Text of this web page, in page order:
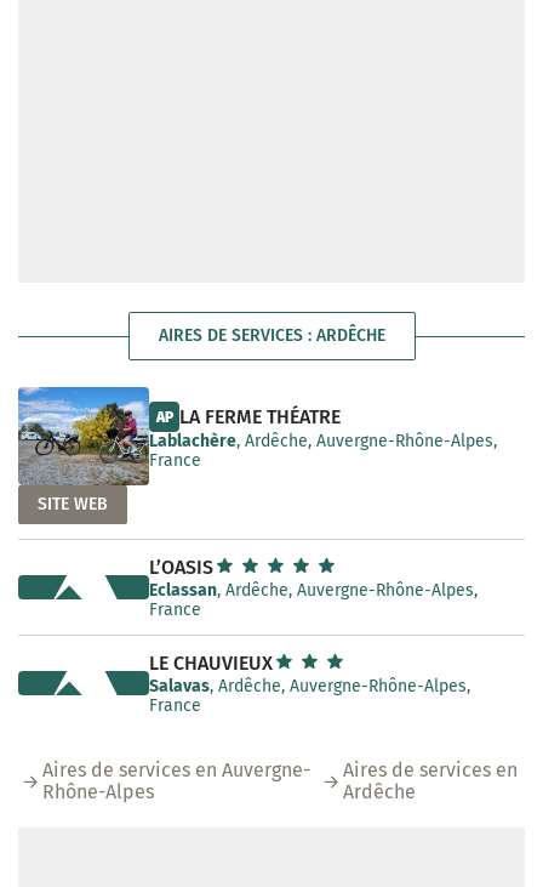
AIRES DE SERVICES : ARDÊCHE
AP LA FERME THÉATRE
Lablachère, Ardêche, Auvergne-Rhône-Alpes,
France
SITE WEB
L’OASIS
Eclassan, Ardêche, Auvergne-Rhône-Alpes,
France
LE CHAUVIEUX
Salavas, Ardêche, Auvergne-Rhône-Alpes,
France
Aires de services en Auvergne-
Rhône-Alpes
Aires de services en
Ardêche